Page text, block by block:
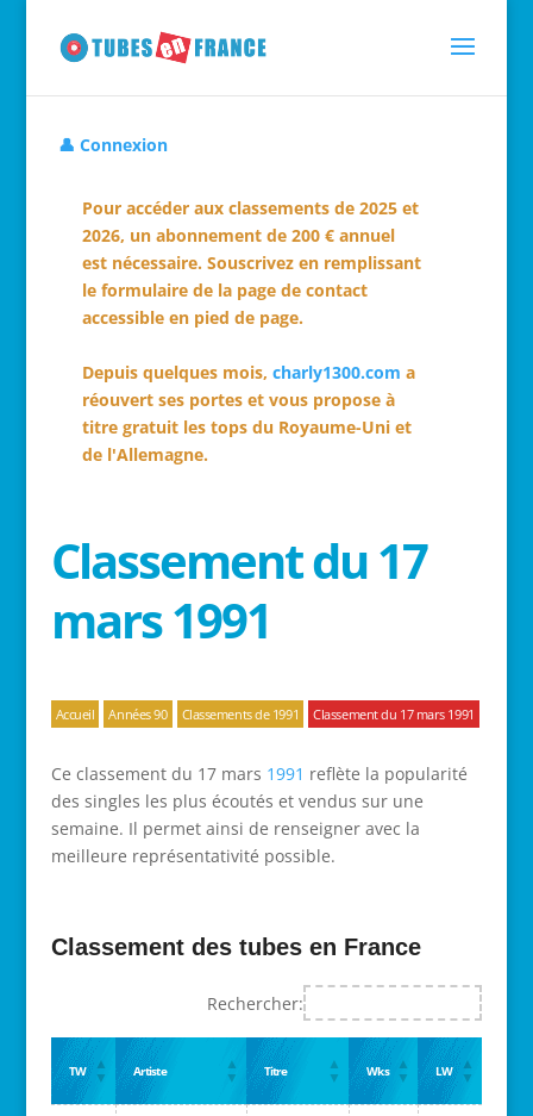
👤 Connexion
Pour accéder aux classements de 2025 et
2026, un abonnement de 200 € annuel
est nécessaire. Souscrivez en remplissant
le formulaire de la page de contact
accessible en pied de page.
Depuis quelques mois, charly1300.com a
réouvert ses portes et vous propose à
titre gratuit les tops du Royaume-Uni et
de l'Allemagne.
Classement du 17
mars 1991
Accueil Années 90 Classements de 1991 Classement du 17 mars 1991
Ce classement du 17 mars 1991 reflète la popularité
des singles les plus écoutés et vendus sur une
semaine. Il permet ainsi de renseigner avec la
meilleure représentativité possible.
Classement des tubes en France
Rechercher:
TW Artiste Titre Wks LW